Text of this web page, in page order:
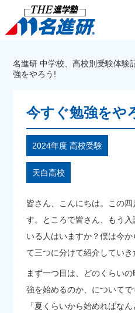
名進研 中学校、高校別受験体験
強をやろう!
今すぐ勉強をや
2024年度 高校受験
天白高校
皆さん、こんにちは。この
す。ところで皆さん、もう
いる人はいますか？僕は今
て三つに分けて紹介していき
まず一つ目は、どのくらい
強を始めるのか、についてで
「夏くらいから始めればな